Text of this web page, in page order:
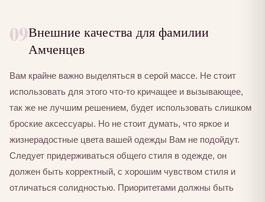
09Внешние качества для фамилии
Амченцев
Вам крайне важно выделяться в серой массе. Не стоит
использовать для этого что-то кричащее и вызывающее,
так же не лучшим решением, будет использовать слишком
броские аксессуары. Но не стоит думать, что яркое и
жизнерадостные цвета вашей одежды Вам не подойдут.
Следует придерживаться общего стиля в одежде, он
должен быть корректный, с хорошим чувством стиля и
отличаться солидностью. Приоритетами должны быть